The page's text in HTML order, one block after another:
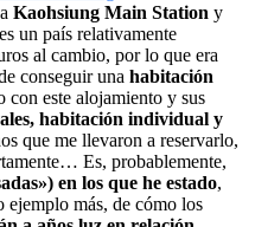
Kaohsiung Main Station y
un país relativamente
al cambio, por lo que era
conseguir una habitación
con este alojamiento y sus
habitación individual y
que me llevaron a reservarlo,
Es, probablemente,
en los que he estado,
más, de cómo los